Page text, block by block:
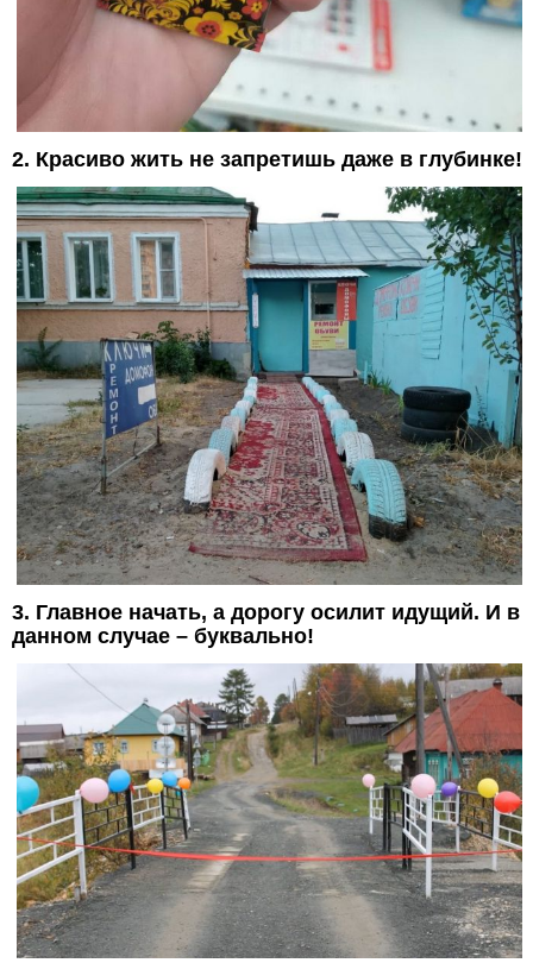
2. Красиво жить не запретишь даже в глубинке!
3. Главное начать, а дорогу осилит идущий. И в
данном случае – буквально!